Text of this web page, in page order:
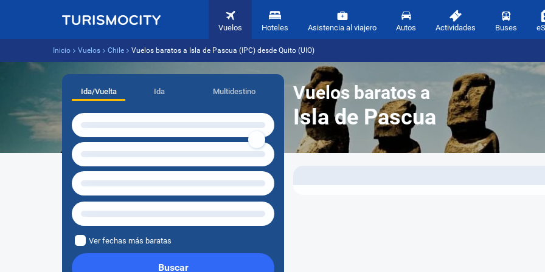
Vuelos Hoteles Asistencia al viajero Autos Actividades Buses
Inicio Vuelos Chile Vuelos baratos a Isla de Pascua (IPC) desde Quito (UIO)
Vuelos baratos a
Isla de Pascua
Ida/Vuelta Ida Multidestino
Ver fechas más baratas
Buscar